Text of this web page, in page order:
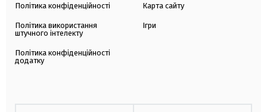
Політика конфіденційності
Політика використання
штучного інтелекту
Політика конфіденційності
додатку
Карта сайту
Ігри